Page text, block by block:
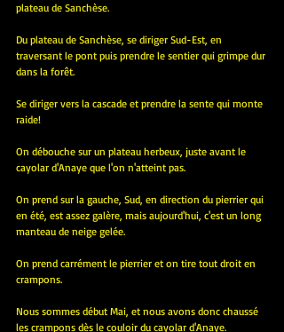
plateau de Sanchèse.
Du plateau de Sanchèse, se diriger Sud-Est, en
traversant le pont puis prendre le sentier qui grimpe dur
dans la forêt.
Se diriger vers la cascade et prendre la sente qui monte
raide!
On débouche sur un plateau herbeux, juste avant le
cayolar d'Anaye que l'on n'atteint pas.
On prend sur la gauche, Sud, en direction du pierrier qui
en été, est assez galère, mais aujourd'hui, c'est un long
manteau de neige gelée.
On prend carrément le pierrier et on tire tout droit en
crampons.
Nous sommes début Mai, et nous avons donc chaussé
les crampons dès le couloir du cayolar d'Anaye.